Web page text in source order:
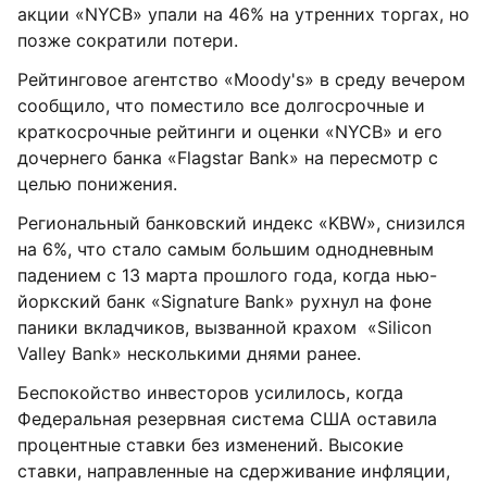
акции «NYCB» упали на 46% на утренних торгах, но
позже сократили потери.
Рейтинговое агентство «Moody's» в среду вечером
сообщило, что поместило все долгосрочные и
краткосрочные рейтинги и оценки «NYCB» и его
дочернего банка «Flagstar Bank» на пересмотр с
целью понижения.
Региональный банковский индекс «KBW», снизился
на 6%, что стало самым большим однодневным
падением с 13 марта прошлого года, когда нью-
йоркский банк «Signature Bank» рухнул на фоне
паники вкладчиков, вызванной крахом «Silicon
Valley Bank» несколькими днями ранее.
Беспокойство инвесторов усилилось, когда
Федеральная резервная система США оставила
процентные ставки без изменений. Высокие
ставки, направленные на сдерживание инфляции,